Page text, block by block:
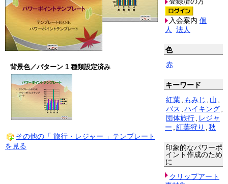
背景色／パターン 1 種類設定済み
その他の「 旅行・レジャー 」テンプレート
を見る
入会案内 個
人
法人
色
赤
キーワード
紅葉
もみじ 山
バス
ハイキング
団体旅行
レジャ
ー 紅葉狩り 秋
印象的なパワーポ
イント作成のため
に
クリップアート